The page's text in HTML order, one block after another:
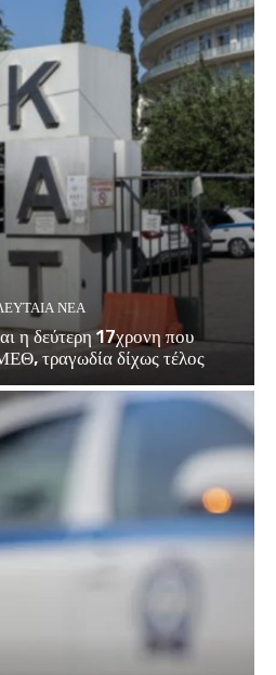
ΝΈΑ
η δεύτερη 17χρονη που
τραγωδία δίχως τέλος